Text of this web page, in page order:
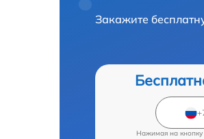
Закажите
Нажимая на кнопку